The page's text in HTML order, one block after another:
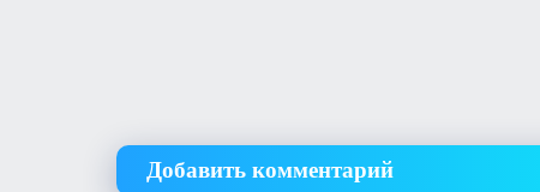
Добавить комментарий